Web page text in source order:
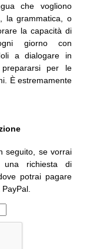
che vogliono
la grammatica, o
la capacità di
giorno con
a dialogare in
per le
È estremamente
seguito, se vorrai
richiesta di
potrai pagare